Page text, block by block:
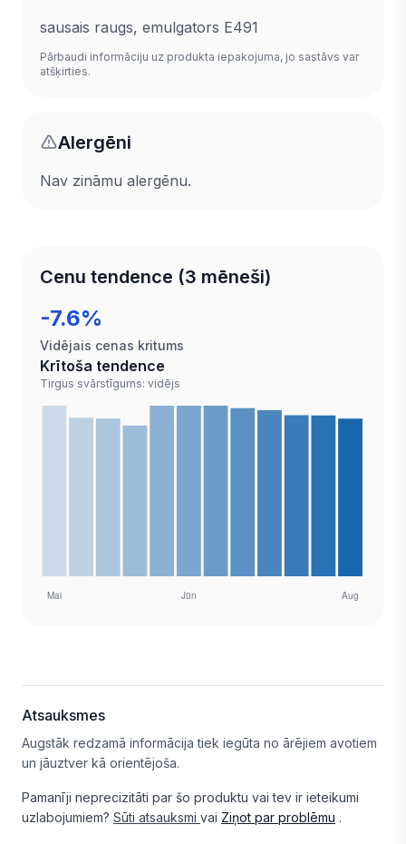
sausais raugs, emulgators E491
Pārbaudi informāciju uz produkta iepakojuma, jo sastāvs var
atšķirties.
Alergēni
Nav zināmu alergēnu.
Cenu tendence (3 mēneši)
-7.6%
Vidējais cenas kritums
Krītoša tendence
Tirgus svārstīgums: vidējs
Atsauksmes
Augstāk redzamā informācija tiek iegūta no ārējiem avotiem
un jāuztver kā orientējoša.
Pamanīji neprecizitāti par šo produktu vai tev ir ieteikumi
uzlabojumiem? Sūti atsauksmi vai Ziņot par problēmu .